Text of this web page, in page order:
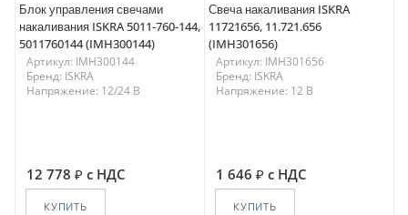
Блок управления свечами
накаливания ISKRA 5011-760-144,
5011760144 (IMH300144)
Артикул: IMH300144
Бренд: ISKRA
Напряжение: 12/24 В
12 778 с НДС
КУПИТЬ
Свеча накаливания ISKRA
11721656, 11.721.656
(IMH301656)
Артикул: IMH301656
Бренд: ISKRA
Напряжение: 12 В
1 646 с НДС
КУПИТЬ